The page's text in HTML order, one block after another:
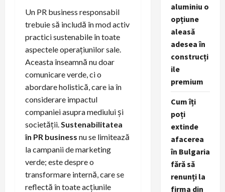
Un PR business responsabil
trebuie să includă în mod activ
practici sustenabile în toate
aspectele operațiunilor sale.
Aceasta înseamnă nu doar
comunicare verde, ci o
abordare holistică, care ia în
considerare impactul
companiei asupra mediului și
societății. Sustenabilitatea
în PR business nu se limitează
la campanii de marketing
verde; este despre o
transformare internă, care se
reflectă în toate acțiunile
aluminiu o
opțiune
aleasă
adesea în
construcți
ile
premium
Cum îți
poți
extinde
afacerea
în Bulgaria
fără să
renunți la
firma din